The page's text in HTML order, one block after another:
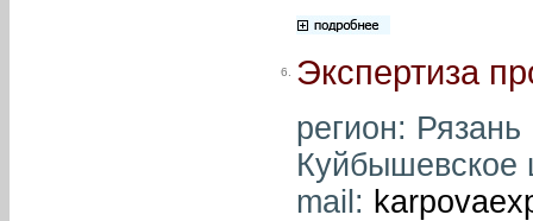
6. Экспертиза
регион:
Куйбышевское
mail: